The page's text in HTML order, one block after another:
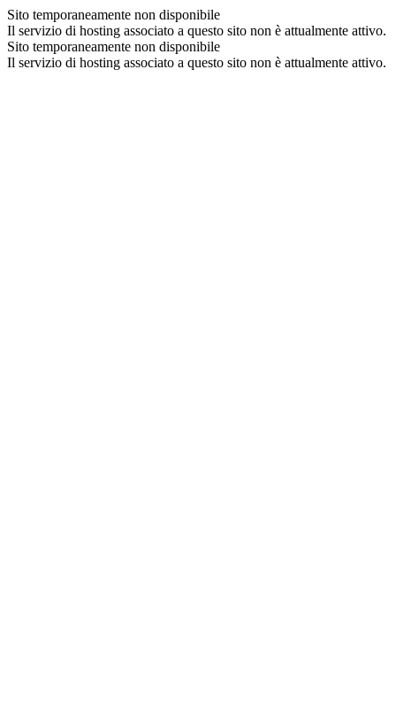
Sito temporaneamente non disponibile
Il servizio di hosting associato a questo sito non è attualmente attivo.
Sito temporaneamente non disponibile
Il servizio di hosting associato a questo sito non è attualmente attivo.